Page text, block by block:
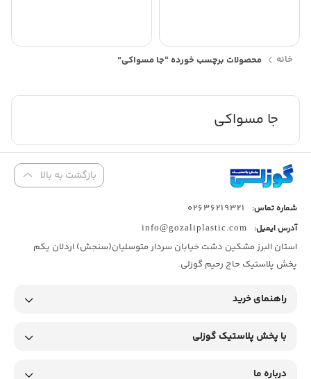
خانه محصولات برچسب خورده “جا مسواکی”
جا مسواکی
بازگشت به بالا
شماره تماس: 02636219321
آدرس ایمیل: info@gozaliplastic.com
استان البرز مشکین دشت خیابان سردار متوسلیان(سنجش) اردلان یکم
پخش پلاستیک حاج رحیم گوزلی.
راهنمای خرید
با پخش پلاستیک گوزلی
درباره ما